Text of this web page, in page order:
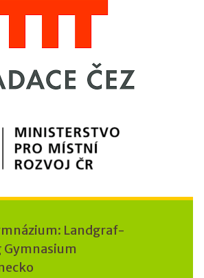
Landgraf-
Gymnasium